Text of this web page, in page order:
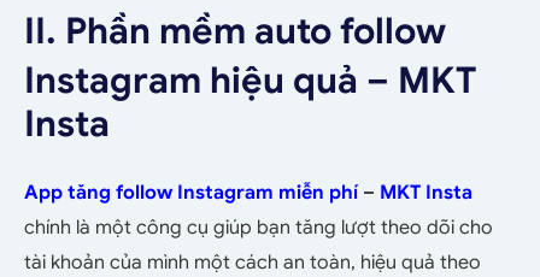
II. Phần mềm auto follow
Instagram hiệu quả – MKT
Insta
App tăng follow Instagram miễn phí – MKT Insta
chính là một công cụ giúp bạn tăng lượt theo dõi cho
tài khoản của mình một cách an toàn, hiệu quả theo